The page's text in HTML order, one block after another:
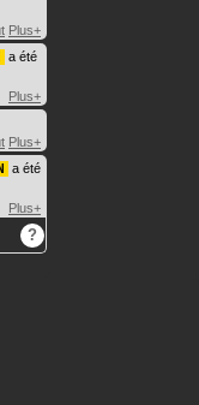
Plus+
a été
Plus+
Plus+
a été
Plus+
?